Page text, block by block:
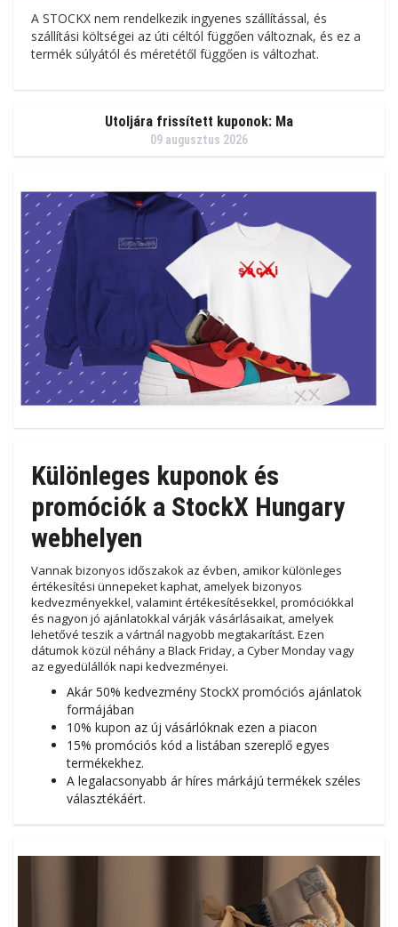
A STOCKX nem rendelkezik ingyenes szállítással, és
szállítási költségei az úti céltól függően változnak, és ez a
termék súlyától és méretétől függően is változhat.
Utoljára frissített kuponok: Ma
09 augusztus 2026
Különleges kuponok és
promóciók a StockX Hungary
webhelyen
Vannak bizonyos időszakok az évben, amikor különleges
értékesítési ünnepeket kaphat, amelyek bizonyos
kedvezményekkel, valamint értékesítésekkel, promóciókkal
és nagyon jó ajánlatokkal várják vásárlásaikat, amelyek
lehetővé teszik a vártnál nagyobb megtakarítást. Ezen
dátumok közül néhány a Black Friday, a Cyber ​​Monday vagy
az egyedülállók napi kedvezményei.
Akár 50% kedvezmény StockX promóciós ajánlatok
formájában
10% kupon az új vásárlóknak ezen a piacon
15% promóciós kód a listában szereplő egyes
termékekhez.
A legalacsonyabb ár híres márkájú termékek széles
választékáért.